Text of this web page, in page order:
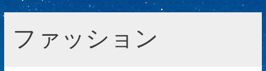
ファッション